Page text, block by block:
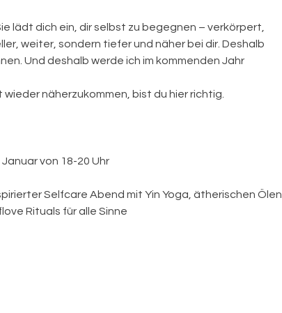
lädt dich ein, dir selbst zu begegnen – verkörpert,
weiter, sondern tiefer und näher bei dir. Deshalb
Und deshalb werde ich im kommenden Jahr
näherzukommen, bist du hier richtig.
von 18-20 Uhr
Selfcare Abend mit Yin Yoga, ätherischen Ölen
Rituals für alle Sinne